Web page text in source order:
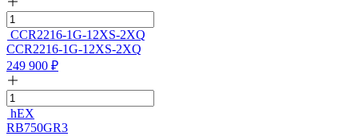
CCR2216-1G-12XS-2XQ
CCR2216-1G-12XS-2XQ
249 900 ₽
hEX
RB750GR3